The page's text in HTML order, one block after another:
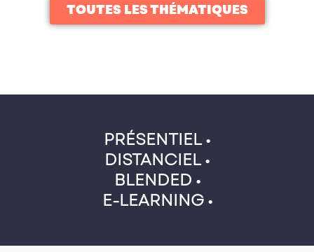
TOUTES LES THÉMATIQUES
PRÉSENTIEL •
DISTANCIEL •
BLENDED •
E-LEARNING •